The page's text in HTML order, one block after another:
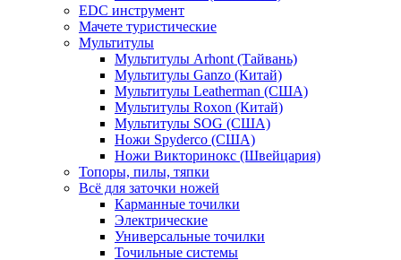
EDC инструмент
Мачете туристические
Мультитулы
Мультитулы Arhont (Тайвань)
Мультитулы Ganzo (Китай)
Мультитулы Leatherman (США)
Мультитулы Roxon (Китай)
Мультитулы SOG (США)
Ножи Spyderco (США)
Ножи Викторинокс (Швейцария)
Топоры, пилы, тяпки
Всё для заточки ножей
Карманные точилки
Электрические
Универсальные точилки
Точильные системы